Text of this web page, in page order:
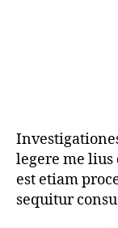
legere me lius
est etiam
sequitur